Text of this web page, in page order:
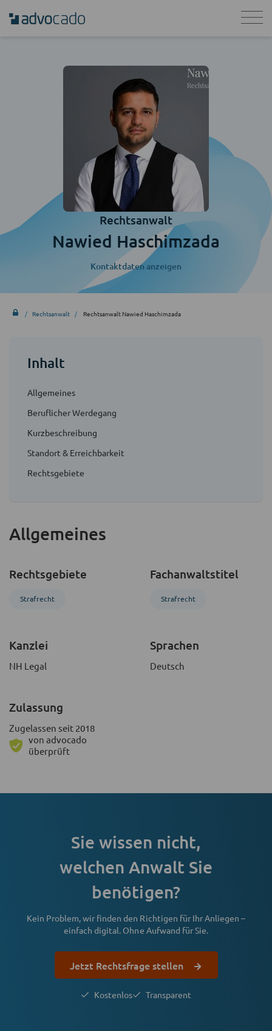
Rechtsanwalt
Nawied Haschimzada
Kontaktdaten anzeigen
Rechtsanwalt Rechtsanwalt Nawied Haschimzada
Inhalt
Allgemeines
Beruflicher Werdegang
Kurzbeschreibung
Standort & Erreichbarkeit
Rechtsgebiete
Allgemeines
Rechtsgebiete
Strafrecht
Fachanwaltstitel
Strafrecht
Kanzlei
NH Legal
Sprachen
Deutsch
Zulassung
Zugelassen seit 2018
von advocado
überprüft
Sie wissen nicht,
welchen Anwalt Sie
benötigen?
Kein Problem, wir finden den Richtigen für Ihr Anliegen –
einfach digital. Ohne Aufwand für Sie.
Jetzt Rechtsfrage stellen
Kostenlos Transparent